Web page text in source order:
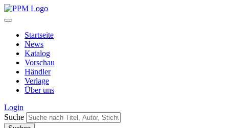
Startseite
News
Katalog
Vorschau
Händler
Verlage
Über uns
Login
Suche